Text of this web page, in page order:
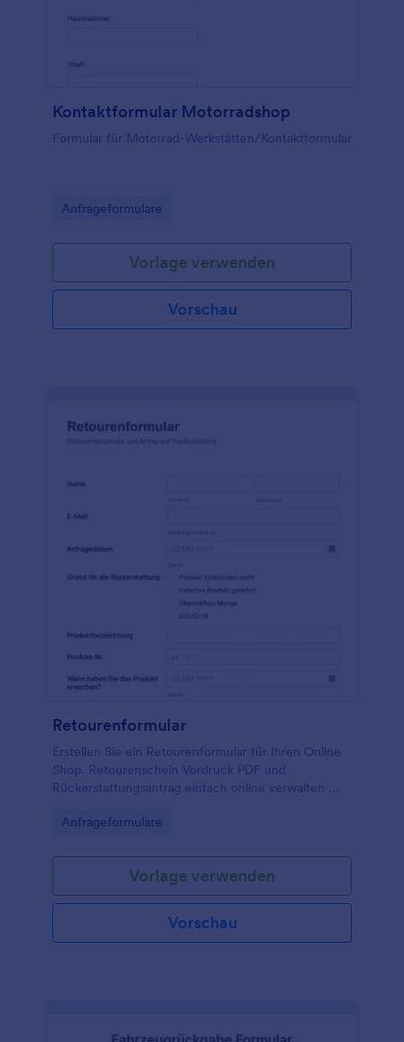
Kontaktformular Motorradshop
Formular für Motorrad-Werkstätten/Kontaktformular
Go to Category:
Anfrageformulare
Vorlage verwenden
Vorschau
Retourenformular
Erstellen Sie ein Retourenformular für Ihren Online
Shop. Retourenschein Vordruck PDF und
Rückerstattungsantrag einfach online verwalten —
Go to Category:
Anfrageformulare
Vorlage verwenden
Vorschau